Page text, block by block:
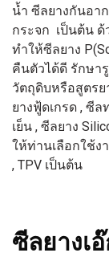
น้ำ ซีลยางกันอา
กระจก เป็นต้น
ทำให้ซีลยาง
คืนตัวได้ดี รักษา
วัตถุดิบหรือสูตร
ยางฟู้ดเกรด , ซี
เย็น , ซีลยาง
ให้ท่านเลือกใช้งา
, TPV เป็นต้น
ซีลยางเ